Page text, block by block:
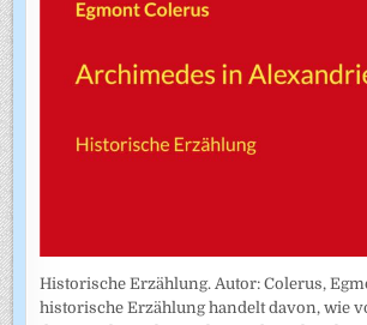
Historische Erzählung. Autor: Colerus,
historische Erzählung handelt davon, wie